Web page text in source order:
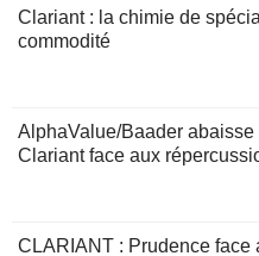
Clariant : la chimie de
commodité
AlphaValue/Baader
Clariant face aux
CLARIANT : Prudence face